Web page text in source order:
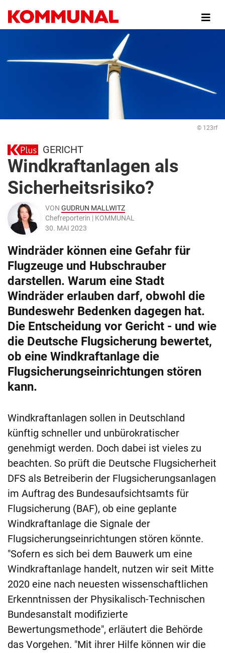
zum
Inhalt
© 123rf
GERICHT
Windkraftanlagen als
Sicherheitsrisiko?
VON GUDRUN MALLWITZ
Chefreporterin | KOMMUNAL
30. MAI 2023
Windräder können eine Gefahr für
Flugzeuge und Hubschrauber
darstellen. Warum eine Stadt
Windräder erlauben darf, obwohl die
Bundeswehr Bedenken dagegen hat.
Die Entscheidung vor Gericht - und wie
die Deutsche Flugsicherung bewertet,
ob eine Windkraftanlage die
Flugsicherungseinrichtungen stören
kann.
Windkraftanlagen sollen in Deutschland
künftig schneller und unbürokratischer
genehmigt werden. Doch dabei ist vieles zu
beachten. So prüft die Deutsche Flugsicherheit
DFS als Betreiberin der Flugsicherungsanlagen
im Auftrag des Bundesaufsichtsamts für
Flugsicherung (BAF), ob eine geplante
Windkraftanlage die Signale der
Flugsicherungseinrichtungen stören könnte.
"Sofern es sich bei dem Bauwerk um eine
Windkraftanlage handelt, nutzen wir seit Mitte
2020 eine nach neuesten wissenschaftlichen
Erkenntnissen der Physikalisch-Technischen
Bundesanstalt modifizierte
Bewertungsmethode", erläutert die Behörde
das Vorgehen. "Mit ihrer Hilfe können wir die